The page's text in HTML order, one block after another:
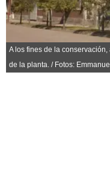
Fúnebres
Horóscopo
Suplementos
A los fines de la
de la planta. / Fotos: